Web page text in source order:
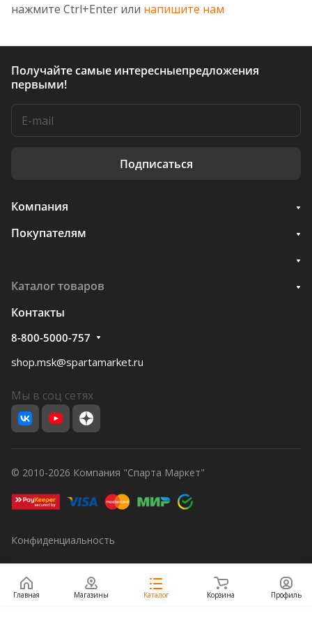
нажмите Ctrl+Enter или напишите нам
Получайте самые интересныепредложения
первыми!
Подписаться
Компания
Покупателям
Каталог товаров
Контакты
8-800-5000-757
shop.msk@spartamarket.ru
Мы в соц сетях
© 2010-2026 Компания "Спарта Маркет"
Конфиденциальность
Главная Магазины Каталог Корзина Профиль